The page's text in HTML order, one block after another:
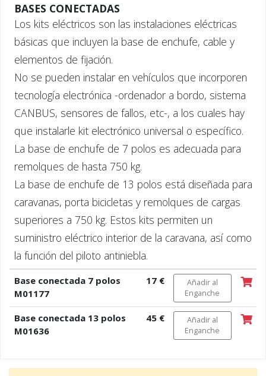
BASES CONECTADAS
Los kits eléctricos son las instalaciones eléctricas
básicas que incluyen la base de enchufe, cable y
elementos de fijación.
No se pueden instalar en vehículos que incorporen
tecnología electrónica -ordenador a bordo, sistema
CANBUS, sensores de fallos, etc-, a los cuales hay
que instalarle kit electrónico universal o específico.
La base de enchufe de 7 polos es adecuada para
remolques de hasta 750 kg.
La base de enchufe de 13 polos está diseñada para
caravanas, porta bicicletas y remolques de cargas
superiores a 750 kg. Estos kits permiten un
suministro eléctrico interior de la caravana, así como
la función del piloto antiniebla.
Base conectada 7 polos
M01177
17 €
Añadir al
Enganche
Base conectada 13 polos
M01636
45 €
Añadir al
Enganche